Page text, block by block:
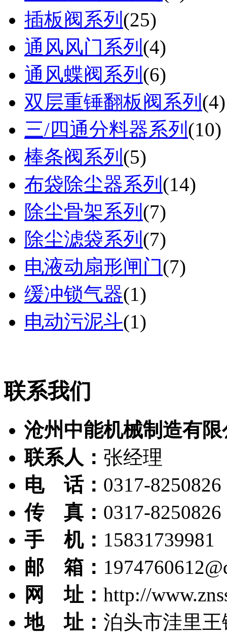
插板阀系列 (25)
通风风门系列 (4)
通风蝶阀系列 (6)
双层重锤翻板阀系列 (4)
三/四通分料器系列 (10)
棒条阀系列 (5)
布袋除尘器系列 (14)
除尘骨架系列 (7)
除尘滤袋系列 (7)
电液动扇形闸门(7)
缓冲锁气器(1)
电动污泥斗(1)
联系我们
沧州中能机械制造有限
联系人： 张经理
电 话： 0317-8250826
传 真： 0317-8250826
手 机： 15831739981
邮 箱：
网 址： http://
地 址： 泊头市洼里